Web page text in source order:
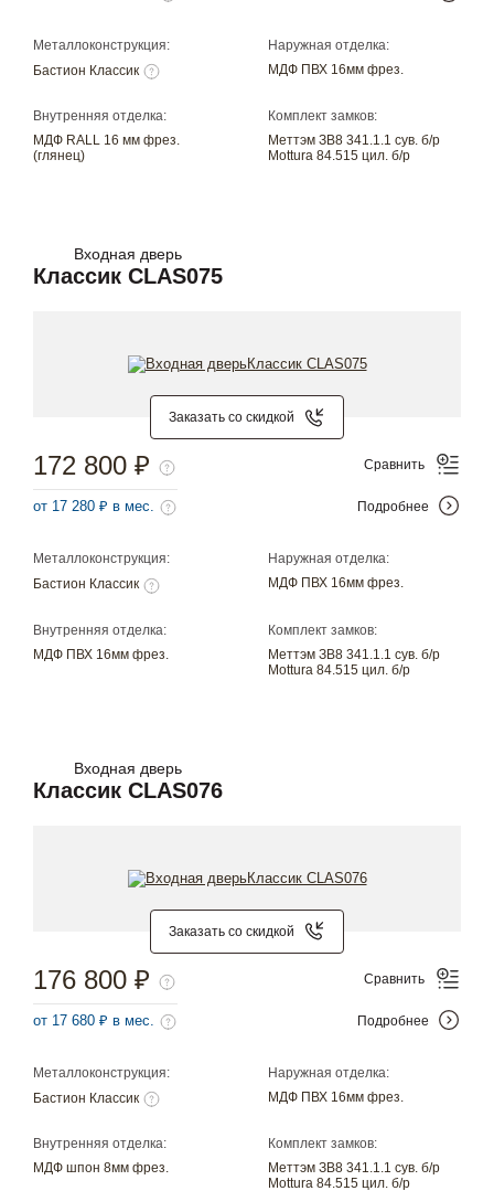
Металлоконструкция:
Бастион Классик
Наружная отделка:
МДФ ПВХ 16мм фрез.
Внутренняя отделка:
МДФ RALL 16 мм фрез.
(глянец)
Комплект замков:
Меттэм ЗВ8 341.1.1 сув. б/р
Mottura 84.515 цил. б/р
Входная дверь
Классик CLAS075
Заказать со скидкой
Металлоконструкция:
Бастион Классик
Наружная отделка:
МДФ ПВХ 16мм фрез.
Внутренняя отделка:
МДФ ПВХ 16мм фрез.
Комплект замков:
Меттэм ЗВ8 341.1.1 сув. б/р
Mottura 84.515 цил. б/р
172 800 ₽
от 17 280 ₽ в мес.
Сравнить
Подробнее
Входная дверь
Классик CLAS076
Заказать со скидкой
Металлоконструкция:
Бастион Классик
Наружная отделка:
МДФ ПВХ 16мм фрез.
Внутренняя отделка:
МДФ шпон 8мм фрез.
Комплект замков:
Меттэм ЗВ8 341.1.1 сув. б/р
Mottura 84.515 цил. б/р
176 800 ₽
от 17 680 ₽ в мес.
Сравнить
Подробнее